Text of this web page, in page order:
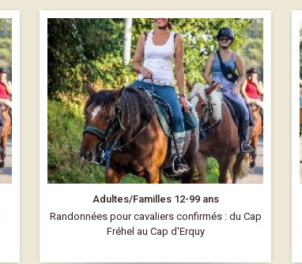
Adultes/Familles 12-99 ans
Randonnées pour cavaliers confirmés : du Cap
Fréhel au Cap d'Erquy